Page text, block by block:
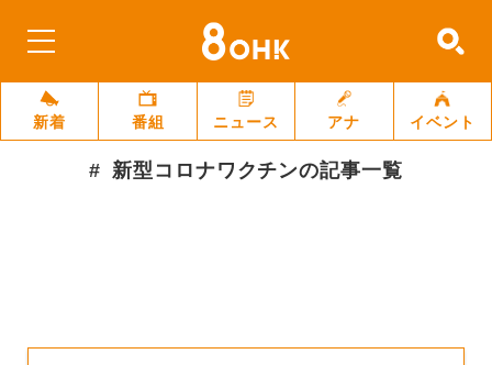
新着 番組 ニュース アナ イベント
新型コロナワクチンの記事一覧